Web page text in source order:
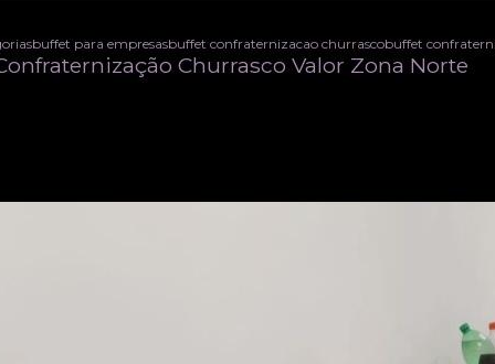
buffet para empresasbuffet confraternizacao churrascobuffet
Churrasco Valor Zona Norte